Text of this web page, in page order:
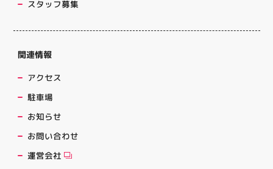
スタッフ募集
関連情報
アクセス
駐車場
お知らせ
お問い合わせ
運営会社